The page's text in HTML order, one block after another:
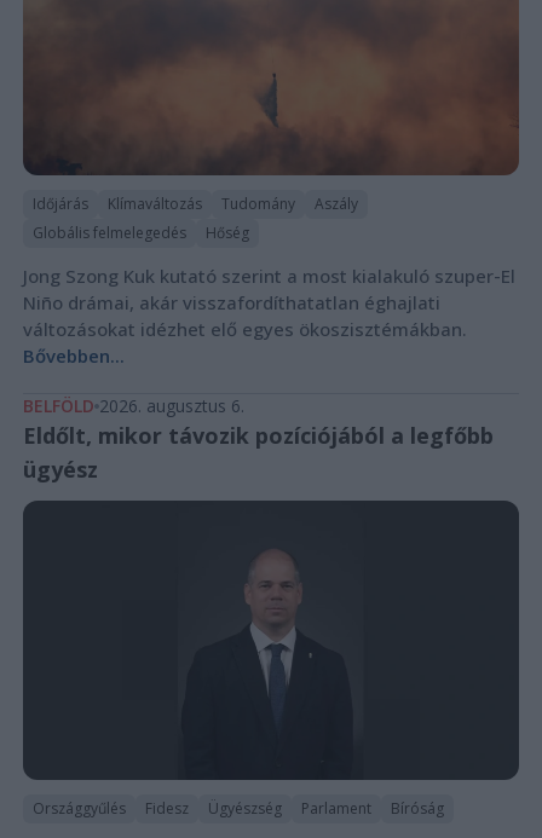
Időjárás Klímaváltozás Tudomány
Aszály
Globális felmelegedés
Hőség
Jong Szong Kuk kutató szerint a most kialakuló szuper-El
Niño drámai, akár visszafordíthatatlan éghajlati
változásokat idézhet elő egyes ökoszisztémákban.
Bővebben...
BELFÖLD 2026. augusztus 6.
Eldőlt, mikor távozik pozíciójából a legfőbb
ügyész
Országgyűlés Fidesz Ügyészség Parlament Bíróság